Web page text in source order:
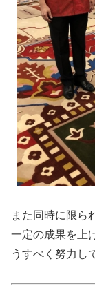
また同時に限ら
一定の成果を上
うすべく努力し